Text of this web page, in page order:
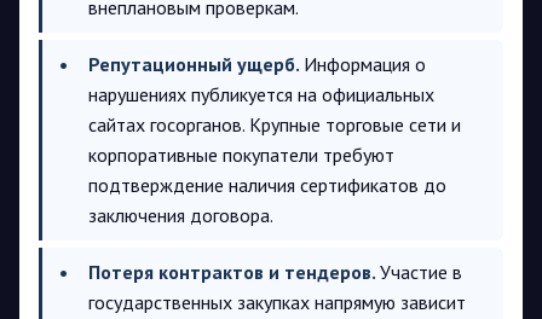
внеплановым проверкам.
Репутационный ущерб. Информация о
нарушениях публикуется на официальных
сайтах госорганов. Крупные торговые сети и
корпоративные покупатели требуют
подтверждение наличия сертификатов до
заключения договора.
Потеря контрактов и тендеров. Участие в
государственных закупках напрямую зависит